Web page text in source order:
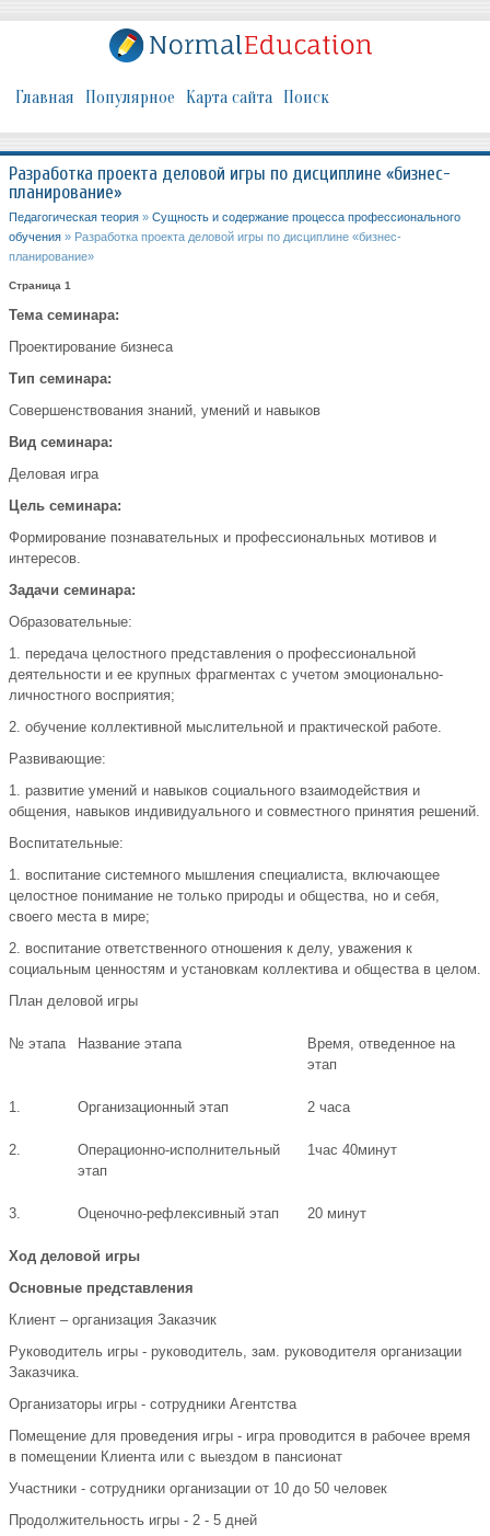
Главная Популярное Карта сайта Поиск
Разработка проекта деловой игры по дисциплине «бизнес-
планирование»
Педагогическая теория » Сущность и содержание процесса профессионального
обучения » Разработка проекта деловой игры по дисциплине «бизнес-
планирование»
Страница 1
Тема семинара:
Проектирование бизнеса
Тип семинара:
Совершенствования знаний, умений и навыков
Вид семинара:
Деловая игра
Цель семинара:
Формирование познавательных и профессиональных мотивов и
интересов.
Задачи семинара:
Образовательные:
1. передача целостного представления о профессиональной
деятельности и ее крупных фрагментах с учетом эмоционально-
личностного восприятия;
2. обучение коллективной мыслительной и практической работе.
Развивающие:
1. развитие умений и навыков социального взаимодействия и
общения, навыков индивидуального и совместного принятия решений.
Воспитательные:
1. воспитание системного мышления специалиста, включающее
целостное понимание не только природы и общества, но и себя,
своего места в мире;
2. воспитание ответственного отношения к делу, уважения к
социальным ценностям и установкам коллектива и общества в целом.
План деловой игры
№ этапа Название этапа
Время, отведенное на
этап
1. Организационный этап 2 часа
2.
Операционно-исполнительный
этап
1час 40минут
3. Оценочно-рефлексивный этап 20 минут
Ход деловой игры
Основные представления
Клиент – организация Заказчик
Руководитель игры - руководитель, зам. руководителя организации
Заказчика.
Организаторы игры - сотрудники Агентства
Помещение для проведения игры - игра проводится в рабочее время
в помещении Клиента или с выездом в пансионат
Участники - сотрудники организации от 10 до 50 человек
Продолжительность игры - 2 - 5 дней